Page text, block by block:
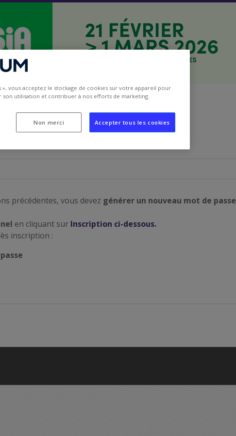
précédentes, vous devez générer un nouveau mot de passe
en cliquant sur Inscription ci-dessous.
inscription :
», vous acceptez le stockage de cookies sur votre appareil pour
son utilisation et contribuer à nos efforts de marketing.
Non merci Accepter tous les cookies